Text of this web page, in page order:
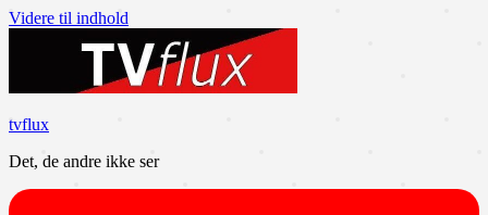
Videre til indhold
tvflux
Det, de andre ikke ser